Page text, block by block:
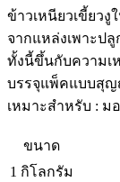
ข้าวเหนียวเขี้ยว
จากแหล่งเพาะป
ทั้งนี้ขึ้นกับความเ
บรรจุแพ็คแบบสุญ
เหมาะสำหรับ :
ขนาด
1 กิโลกรัม